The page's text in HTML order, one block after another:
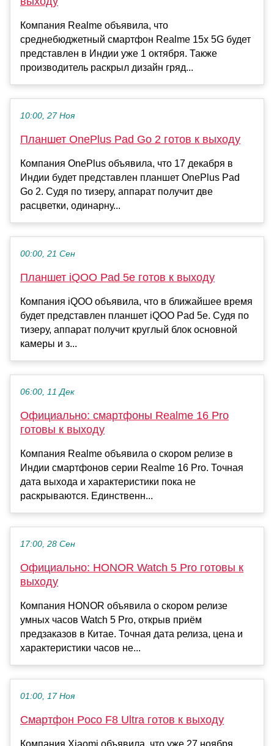
Компания Realme объявила, что
среднебюджетный смартфон Realme 15x 5G будет
представлен в Индии уже 1 октября. Также
производитель раскрыл дизайн гряд...
10:00, 27 Ноя
Планшет OnePlus Pad Go 2 готов к выходу
Компания OnePlus объявила, что 17 декабря в
Индии будет представлен планшет OnePlus Pad
Go 2. Судя по тизеру, аппарат получит две
расцветки, одинарну...
00:00, 21 Сен
Планшет iQOO Pad 5e готов к выходу
Компания iQOO объявила, что в ближайшее время
будет представлен планшет iQOO Pad 5e. Судя по
тизеру, аппарат получит круглый блок основной
камеры и з...
06:00, 11 Дек
Официально: смартфоны Realme 16 Pro
готовы к выходу
Компания Realme объявила о скором релизе в
Индии смартфонов серии Realme 16 Pro. Точная
дата выхода и характеристики пока не
раскрываются. Единственн...
17:00, 28 Сен
Официально: HONOR Watch 5 Pro готовы к
выходу
Компания HONOR объявила о скором релизе
умных часов Watch 5 Pro, открыв приём
предзаказов в Китае. Точная дата релиза, цена и
характеристики часов не...
01:00, 17 Ноя
Смартфон Poco F8 Ultra готов к выходу